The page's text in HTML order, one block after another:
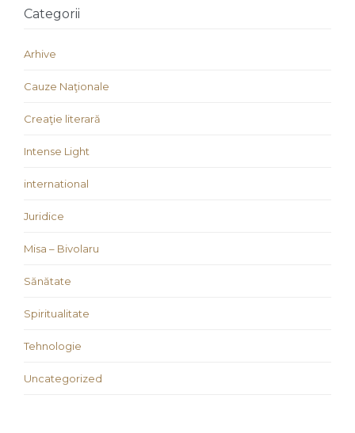
Categorii
Arhive
Cauze Naţionale
Creaţie literară
Intense Light
international
Juridice
Misa – Bivolaru
Sănătate
Spiritualitate
Tehnologie
Uncategorized